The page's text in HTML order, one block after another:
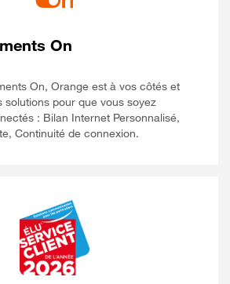
On
On, Orange est à vos côtés et
solutions pour que vous soyez
: Bilan Internet Personnalisé,
Continuité de connexion.